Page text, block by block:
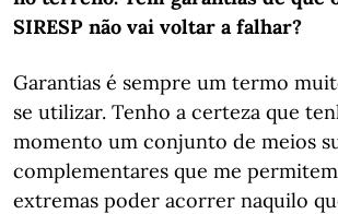
SIRESP não vai voltar a falhar?
Garantias é sempre um termo
se utilizar. Tenho a certeza que
momento um conjunto de meios
complementares que me
extremas poder acorrer naquilo